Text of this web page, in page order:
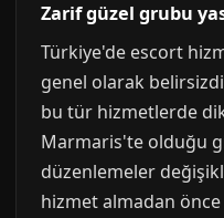
Zarif güzel grubu
Türkiye'de escort
genel olarak
bu tür hizmetlerde
Marmaris'te olduğu
düzenlemeler
hizmet almadan